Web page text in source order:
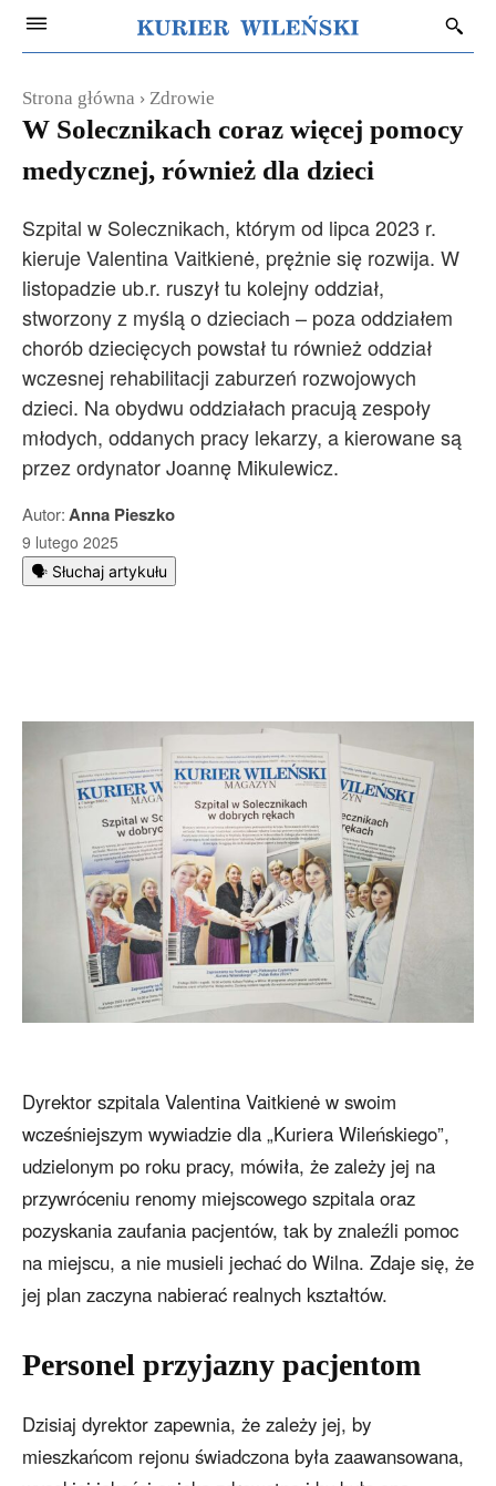
Strona główna Zdrowie
W Solecznikach coraz więcej pomocy
medycznej, również dla dzieci
Szpital w Solecznikach, którym od lipca 2023 r.
kieruje Valentina Vaitkienė, prężnie się rozwija. W
listopadzie ub.r. ruszył tu kolejny oddział,
stworzony z myślą o dzieciach – poza oddziałem
chorób dziecięcych powstał tu również oddział
wczesnej rehabilitacji zaburzeń rozwojowych
dzieci. Na obydwu oddziałach pracują zespoły
młodych, oddanych pracy lekarzy, a kierowane są
przez ordynator Joannę Mikulewicz.
Autor:Anna Pieszko
9 lutego 2025
🗣️ Słuchaj artykułu
Dyrektor szpitala Valentina Vaitkienė w swoim
wcześniejszym wywiadzie dla „Kuriera Wileńskiego”,
udzielonym po roku pracy, mówiła, że zależy jej na
przywróceniu renomy miejscowego szpitala oraz
pozyskania zaufania pacjentów, tak by znaleźli pomoc
na miejscu, a nie musieli jechać do Wilna. Zdaje się, że
jej plan zaczyna nabierać realnych kształtów.
Personel przyjazny pacjentom
Dzisiaj dyrektor zapewnia, że zależy jej, by
mieszkańcom rejonu świadczona była zaawansowana,